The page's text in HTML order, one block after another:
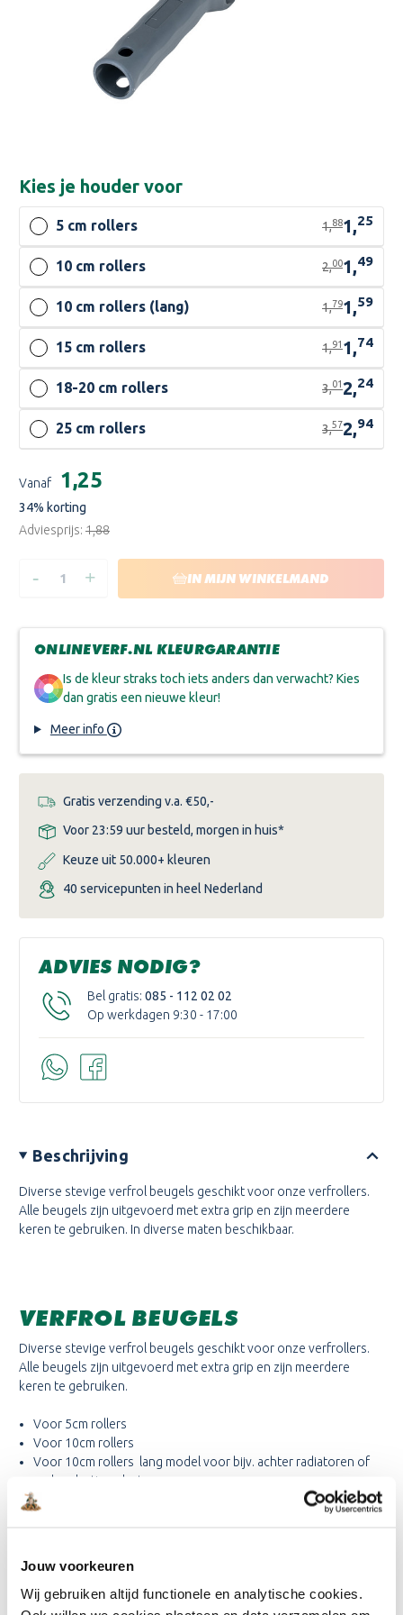
Jouw voorkeuren
Wij gebruiken altijd functionele en analytische cookies.
Kies je houder voor
5 cm rollers 1,881,25
10 cm rollers 2,001,49
10 cm rollers (lang) 1,791,59
15 cm rollers 1,91 1,74
18-20 cm rollers 3,01 2,24
25 cm rollers 3,572,94
voorraad:
Vanaf €1,25
34% korting
Adviesprijs: €1,88
HOEVEELHEID
HOUDER
- HOEVEELHEID
HOUDER
+ IN MIJN WINKELMAND
ONLINEVERF.NL KLEURGARANTIE
Is de kleur straks toch iets anders dan verwacht? Kies
dan gratis een nieuwe kleur!
Meer info
Gratis verzending v.a. €50,-
Voor 23:59 uur besteld, morgen in huis*
Keuze uit 50.000+ kleuren
40 servicepunten in heel Nederland
ADVIES NODIG?
Bel gratis: 085 - 112 02 02
Op werkdagen 9:30 - 17:00
Beschrijving
Diverse stevige verfrol beugels geschikt voor onze verfrollers.
Alle beugels zijn uitgevoerd met extra grip en zijn meerdere
keren te gebruiken. In diverse maten beschikbaar.
VERFROL BEUGELS
Diverse stevige verfrol beugels geschikt voor onze verfrollers.
Alle beugels zijn uitgevoerd met extra grip en zijn meerdere
keren te gebruiken.
Voor 5cm rollers
Voor 10cm rollers
Voor 10cm rollers lang model voor bijv. achter radiatoren of
andere lastige plaatsen.
Voor 15cm rollers
Lees meer